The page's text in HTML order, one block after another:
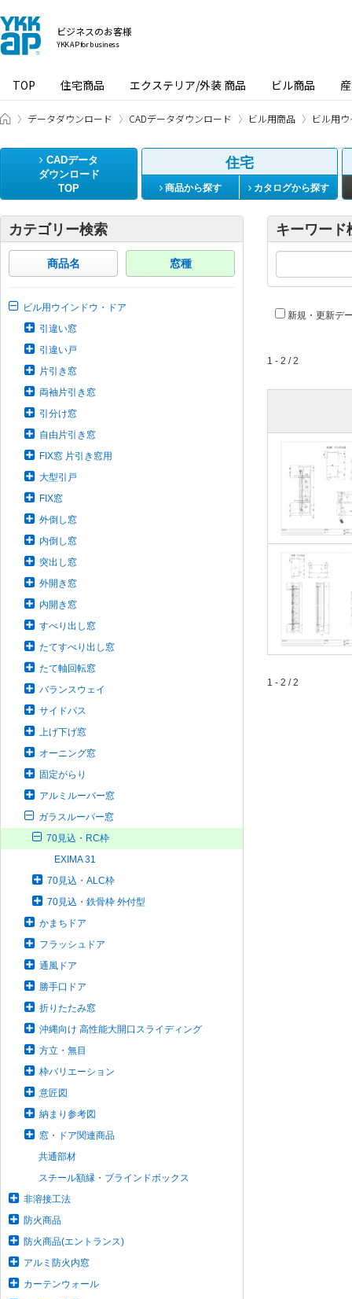
ビジネスのお客様
YKK AP for business
TOP 住宅商品 エクステリア/外装 商品 ビル商品
ビジネスのお客様 HOME
データダウンロード CADデータダウンロード ビル用商品 ビル用
CADデータ
ダウンロード
TOP
住宅
商品から探す カタログから探す
カテゴリー検索
商品名 窓種
ビル用ウインドウ・ドア
引違い窓
引違い戸
片引き窓
両袖片引き窓
引分け窓
自由片引き窓
FIX窓 片引き窓用
大型引戸
FIX窓
外倒し窓
内倒し窓
突出し窓
外開き窓
内開き窓
すべり出し窓
たてすべり出し窓
たて軸回転窓
バランスウェイ
サイドパス
上げ下げ窓
オーニング窓
固定がらり
アルミルーバー窓
ガラスルーバー窓
70見込・RC枠
EXIMA 31
70見込・ALC枠
70見込・鉄骨枠 外付型
かまちドア
フラッシュドア
通風ドア
勝手口ドア
折りたたみ窓
沖縄向け 高性能大開口スライディング
方立・無目
枠バリエーション
意匠図
納まり参考図
窓・ドア関連商品
共通部材
スチール額縁・ブラインドボックス
非溶接工法
防火商品
防火商品(エントランス)
アルミ防火内窓
カーテンウォール
キーワード
新規・更新デ
1 - 2 / 2
1 - 2 / 2